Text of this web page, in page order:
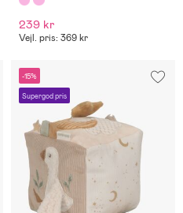
239 kr
Vejl. pris: 369 kr
-15%
Supergod pris